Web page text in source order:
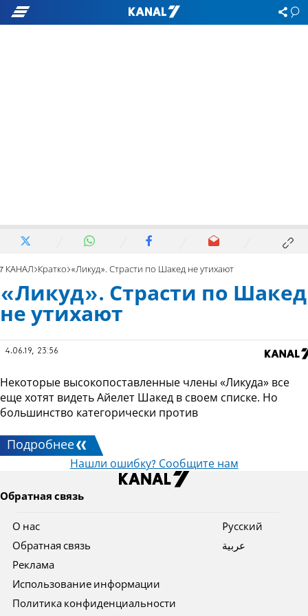
7 КАНАЛ Кратко «Ликуд». Страсти по Шакед не утихают
«Ликуд». Страсти по Шакед
не утихают
4.06.19, 23:56
Некоторые высокопоставленные члены «Ликуда» все
еще хотят видеть Айелет Шакед в своем списке. Но
большинство категорически против
Подробнее
Нашли ошибку? Сообщите нам
Обратная связь
О нас
Обратная связь
Реклама
Использование информации
Политика конфиденциальности
Pусский
عربية